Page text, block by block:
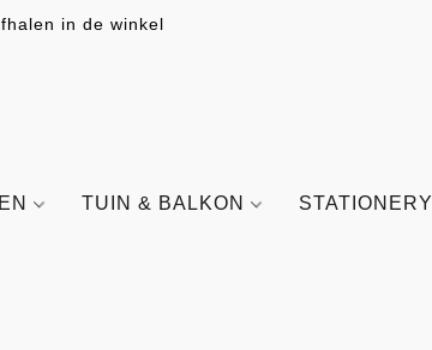
in de winkel
TUIN & BALKON STATIONERY